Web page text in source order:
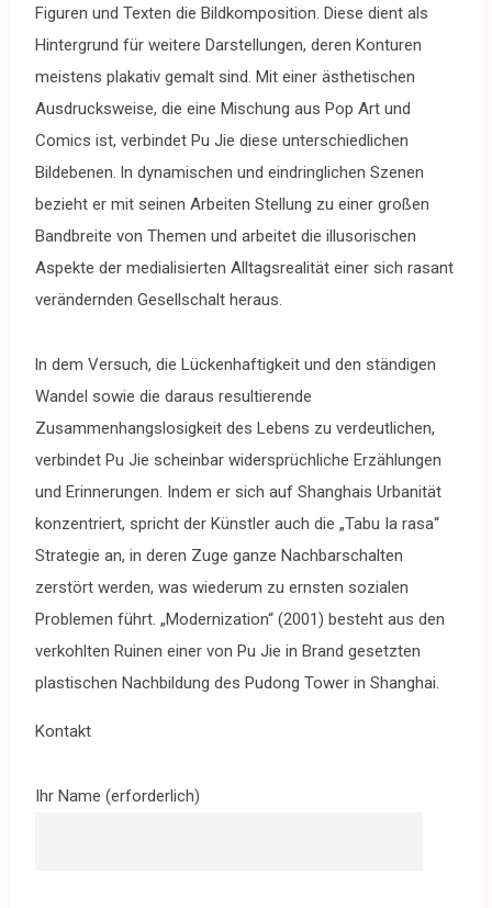
Figuren und Texten die Bildkomposition. Diese dient als
Hintergrund für weitere Darstellungen, deren Konturen
meistens plakativ gemalt sind. Mit einer ästhetischen
Ausdrucksweise, die eine Mischung aus Pop Art und
Comics ist, verbindet Pu Jie diese unterschiedlichen
Bildebenen. ln dynamischen und eindringlichen Szenen
bezieht er mit seinen Arbeiten Stellung zu einer großen
Bandbreite von Themen und arbeitet die illusorischen
Aspekte der medialisierten Alltagsrealität einer sich rasant
verändernden Gesellschalt heraus.
ln dem Versuch, die Lückenhaftigkeit und den ständigen
Wandel sowie die daraus resultierende
Zusammenhangslosigkeit des Lebens zu verdeutlichen,
verbindet Pu Jie scheinbar widersprüchliche Erzählungen
und Erinnerungen. Indem er sich auf Shanghais Urbanität
konzentriert, spricht der Künstler auch die „Tabu Ia rasa“
Strategie an, in deren Zuge ganze Nachbarschalten
zerstört werden, was wiederum zu ernsten sozialen
Problemen führt. „Modernization“ (2001) besteht aus den
verkohlten Ruinen einer von Pu Jie in Brand gesetzten
plastischen Nachbildung des Pudong Tower in Shanghai.
Kontakt
Ihr Name (erforderlich)